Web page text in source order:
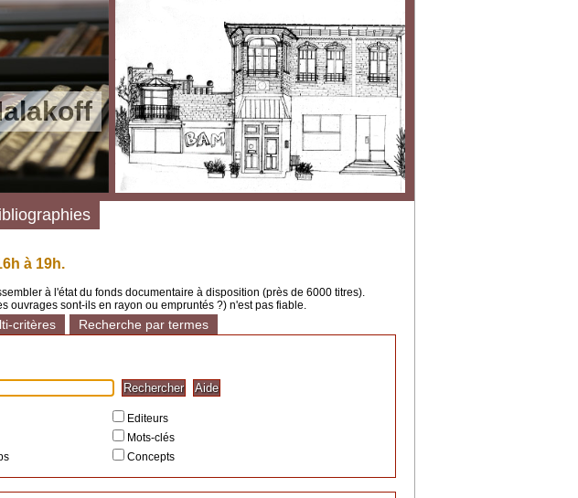
à 19h.
à l'état du fonds documentaire à disposition (près de 6000 titres).
ouvrages sont-ils en rayon ou empruntés ?) n'est pas fiable.
critères Recherche par termes
Editeurs
Mots-clés
Concepts